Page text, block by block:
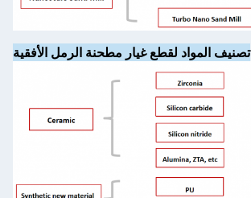
تصنيف المواد لقطع غيار مطحنة الرمل الأفقية